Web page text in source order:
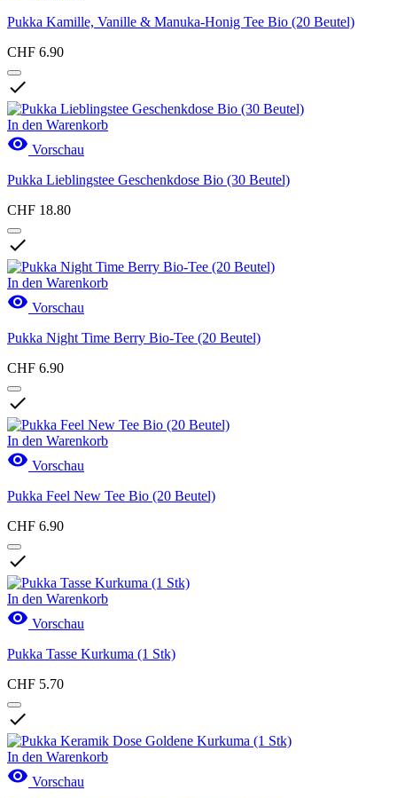
Pukka Kamille, Vanille & Manuka-Honig Tee Bio (20 Beutel)
CHF 6.90

In den Warenkorb
 Vorschau
Pukka Lieblingstee Geschenkdose Bio (30 Beutel)
CHF 18.80

In den Warenkorb
 Vorschau
Pukka Night Time Berry Bio-Tee (20 Beutel)
CHF 6.90

In den Warenkorb
 Vorschau
Pukka Feel New Tee Bio (20 Beutel)
CHF 6.90

In den Warenkorb
 Vorschau
Pukka Tasse Kurkuma (1 Stk)
CHF 5.70

In den Warenkorb
 Vorschau